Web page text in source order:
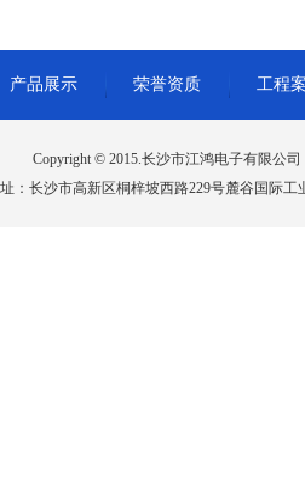
产品展示 荣誉资质 工程
Copyright © 2015.长沙市江鸿电子有限公司
：长沙市高新区桐梓坡西路229号麓谷国际工